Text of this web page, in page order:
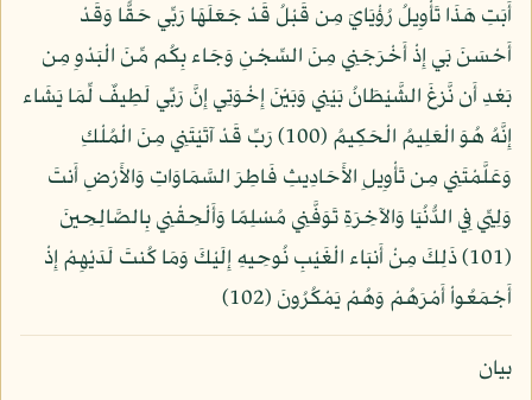
أَبَتِ هَذَا تَأْوِيلُ رُؤْيَايَ مِن قَبْلُ قَدْ جَعَلَهَا رَبِّي حَقًّا وَقَدْ
أَحْسَنَ بَي إِذْ أَخْرَجَنِي مِنَ السِّجْنِ وَجَاء بِكُم مِّنَ الْبَدْوِ مِن
بَعْدِ أَن نَّزغَ الشَّيْطَانُ بَيْنِي وَبَيْنَ إِخْوَتِي إِنَّ رَبِّي لَطِيفٌ لِّمَا يَشَاء
إِنَّهُ هُوَ الْعَلِيمُ الْحَكِيمُ (100) رَبِّ قَدْ آتَيْتَنِي مِنَ الْمُلْكِ
وَعَلَّمْتَنِي مِن تَأْوِيلِ الأَحَادِيثِ فَاطِرَ السَّمَاوَاتِ وَالأَرْضِ أَنتَ
وَلِيِّي فِي الدُّنُيَا وَالآخِرَةِ تَوَفَّنِي مُسْلِمًا وَأَلْحِقْنِي بِالصَّالِحِينَ
(101) ذَلِكَ مِنْ أَنبَاء الْغَيْبِ نُوحِيهِ إِلَيْكَ وَمَا كُنتَ لَدَيْهِمْ إِذْ
أَجْمَعُواْ أَمْرَهُمْ وَهُمْ يَمْكُرُونَ (102)
بيان